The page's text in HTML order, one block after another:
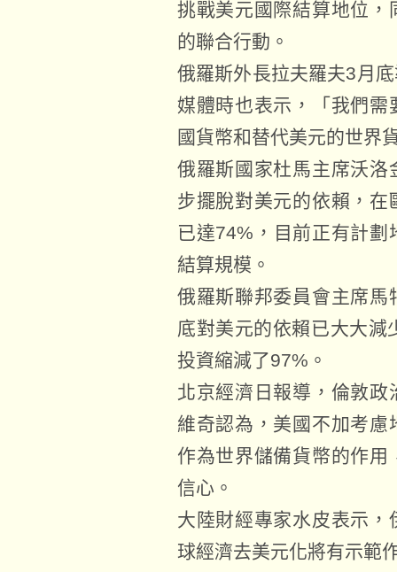
挑戰美元國際結算地位，
的聯合行動。
俄羅斯外長拉夫羅夫3月
媒體時也表示，「我們需
國貨幣和替代美元的世界
俄羅斯國家杜馬主席沃洛
步擺脫對美元的依賴，
已達74%，目前正有計
結算規模。
俄羅斯聯邦委員會主席馬
底對美元的依賴已大大減
投資縮減了97%。
北京經濟日報導，倫敦
維奇認為，美國不加考
作為世界儲備貨幣的作
信心。
大陸財經專家水皮表示
球經濟去美元化將有示範